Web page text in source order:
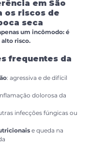
em São
os riscos de
seca
um incômodo: é
risco.
frequentes da
: agressiva e de difícil
dolorosa da
infecções fúngicas ou
e queda na